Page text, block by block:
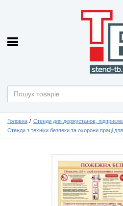
Головна
Стенди для держустанов,
Стенди з техніки безпеки та охорони праці для